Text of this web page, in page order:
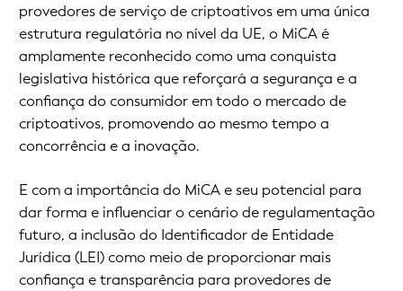
provedores de serviço de criptoativos em uma única
estrutura regulatória no nível da UE, o MiCA é
amplamente reconhecido como uma conquista
legislativa histórica que reforçará a segurança e a
confiança do consumidor em todo o mercado de
criptoativos, promovendo ao mesmo tempo a
concorrência e a inovação.
E com a importância do MiCA e seu potencial para
dar forma e influenciar o cenário de regulamentação
futuro, a inclusão do Identificador de Entidade
Jurídica (LEI) como meio de proporcionar mais
confiança e transparência para provedores de